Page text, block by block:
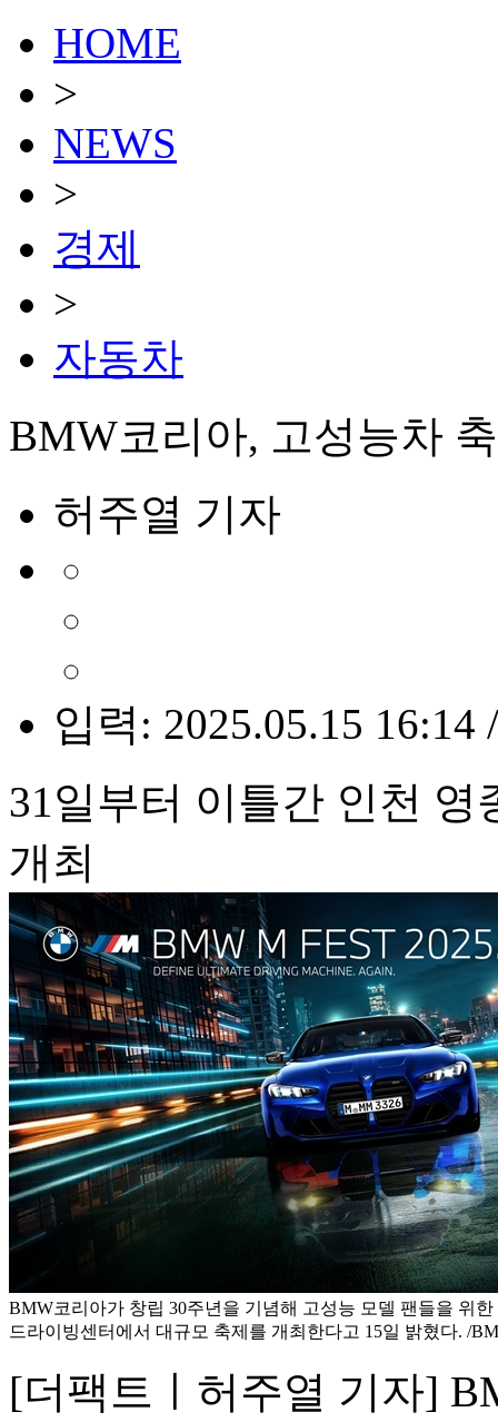
HOME
>
NEWS
>
경제
>
자동차
BMW코리아, 고성능차
허주열 기자
입력: 2025.05.15 16:14
31일부터 이틀간 인천
개최
BMW코리아가 창립 30주년을 기념해 고성능 모델 팬들을 위
드라이빙센터에서 대규모 축제를 개최한다고 15일 밝혔다. /
[더팩트ㅣ허주열 기자]